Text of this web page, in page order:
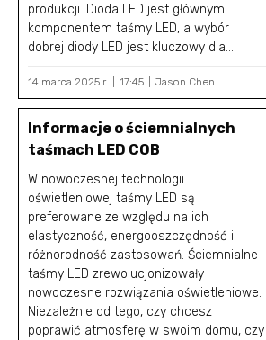
produkcji. Dioda LED jest głównym
komponentem taśmy LED, a wybór
dobrej diody LED jest kluczowy dla...
14 marca 2025 r. 17:45 Jason Chen
Informacje o ściemnialnych
taśmach LED COB
W nowoczesnej technologii
oświetleniowej taśmy LED są
preferowane ze względu na ich
elastyczność, energooszczędność i
różnorodność zastosowań. Ściemnialne
taśmy LED zrewolucjonizowały
nowoczesne rozwiązania oświetleniowe.
Niezależnie od tego, czy chcesz
poprawić atmosferę w swoim domu, czy